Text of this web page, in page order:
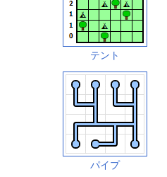
テント
パイプ